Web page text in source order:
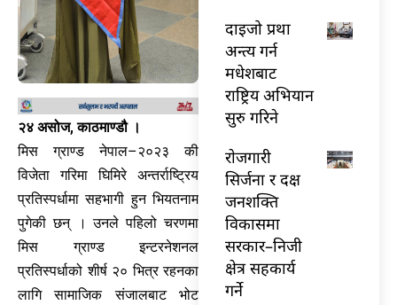
२४ असोज, काठमाण्डौ ।
मिस ग्राण्ड नेपाल–२०२३ की
विजेता गरिमा घिमिरे अन्तर्राष्ट्रिय
प्रतिस्पर्धामा सहभागी हुन भियतनाम
पुगेकी छन् । उनले पहिलो चरणमा
मिस ग्राण्ड इन्टरनेशनल
प्रतिस्पर्धाको शीर्ष २० भित्र रहनका
लागि सामाजिक संजालबाट भोट
दाइजो प्रथा
अन्त्य गर्न
मधेशबाट
राष्ट्रिय अभियान
सुरु गरिने
राेजगारी
सिर्जना र दक्ष
जनशक्ति
विकासमा
सरकार–निजी
क्षेत्र सहकार्य
गर्ने